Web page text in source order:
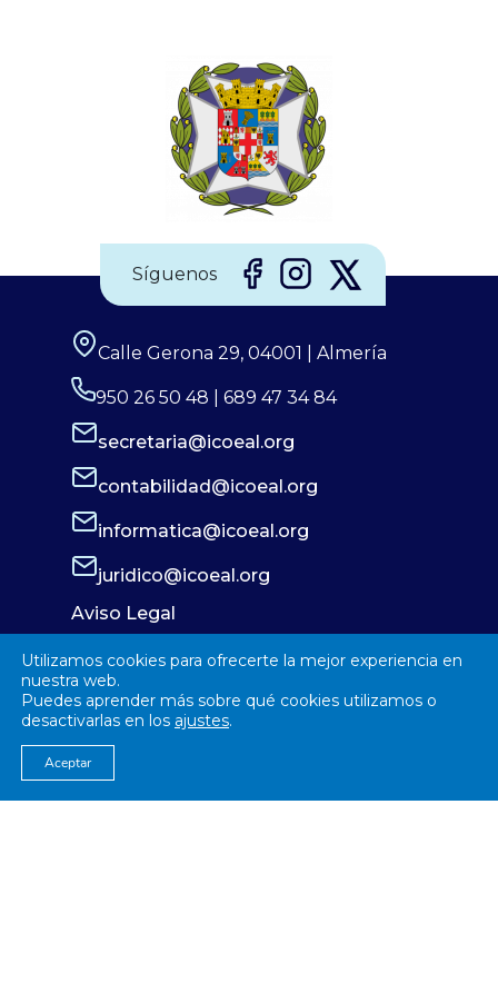
Síguenos
Calle Gerona 29, 04001 | Almería
950 26 50 48 | 689 47 34 84
secretaria@icoeal.org
contabilidad@icoeal.org
informatica@icoeal.org
juridico@icoeal.org
Aviso Legal
Política de Cookies
© 2026
Utilizamos cookies para ofrecerte la mejor experiencia en
nuestra web.
Puedes aprender más sobre qué cookies utilizamos o
desactivarlas en los ajustes.
Aceptar